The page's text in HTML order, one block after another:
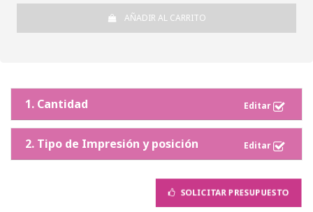
AÑADIR AL CARRITO
1. Cantidad
2. Tipo de Impresión y posición
SOLICITAR PRESUPUESTO